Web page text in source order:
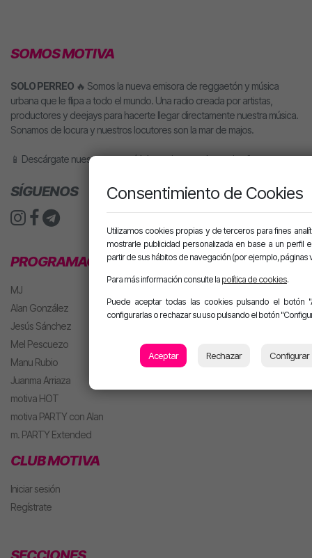
SOMOS MOTIVA
SOLO PERREO 🔥 Somos la nueva emisora de reggaetón y música
urbana que le flipa a todo el mundo. Una radio creada por artistas,
productores y deejays para hacerte llegar directamente nuestra música.
Sonamos de locura y nuestros locutores son la mar de majos.
📱 Descárgate nuestra app o pídele motiva a tu altavoz inteligente.
SÍGUENOS
PROGRAMACIÓN
MJ
Alan González
Jesús Sánchez
Mel Pescuezo
Manu Rubio
Juanma Arriaza
motiva HOT
motiva PARTY con Alan
m. PARTY Extended
CLUB MOTIVA
Iniciar sesión
Regístrate
Consentimiento de Cookies
Utilizamos cookies propias y de terceros para fines
mostrarle publicidad personalizada en base a un perfil
partir de sus hábitos de navegación (por ejemplo, páginas
Para más información consulte la política de cookies.
Puede aceptar todas las cookies pulsando el botón
configurarlas o rechazar su uso pulsando el botón
Aceptar Rechazar Configurar